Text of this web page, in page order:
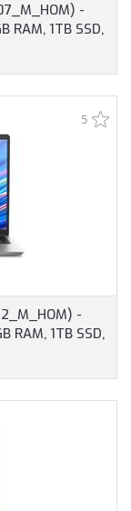
-
RAM, 1TB SSD,
3 ÉV
5
-
RAM, 1TB SSD,
3 ÉV